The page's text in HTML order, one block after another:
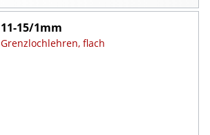
11-15/1mm
Grenzlochlehren, flach